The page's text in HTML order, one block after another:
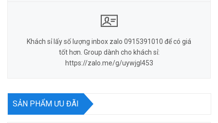
Khách sỉ lấy số lượng inbox zalo 0915391010 để có giá
tốt hơn. Group dành cho khách sỉ:
https://zalo.me/g/uywjgl453
SẢN PHẨM ƯU ĐÃI